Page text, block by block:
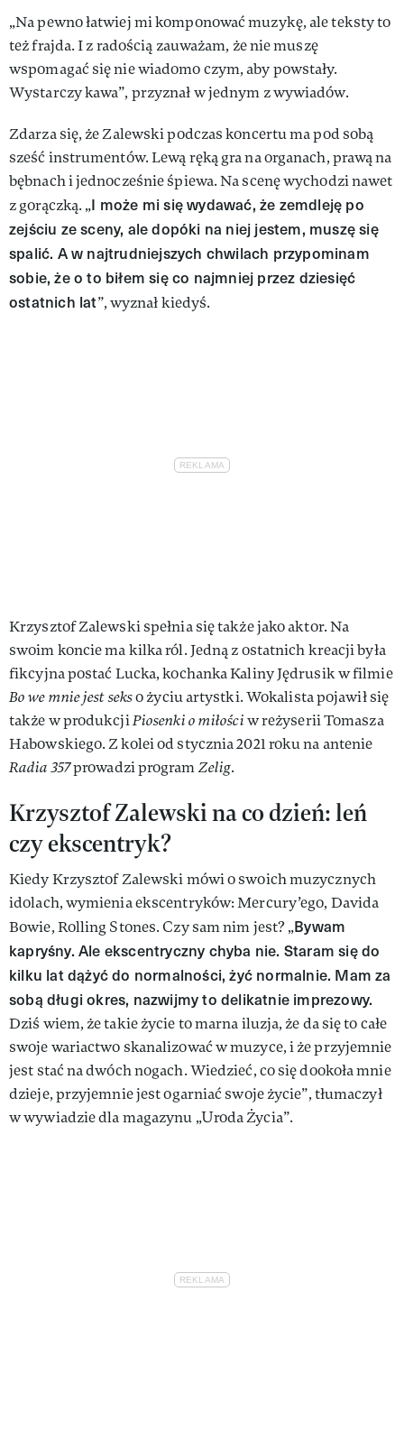
„Na pewno łatwiej mi komponować muzykę, ale teksty to
też frajda. I z radością zauważam, że nie muszę
wspomagać się nie wiadomo czym, aby powstały.
Wystarczy kawa”, przyznał w jednym z wywiadów.
Zdarza się, że Zalewski podczas koncertu ma pod sobą
sześć instrumentów. Lewą ręką gra na organach, prawą na
bębnach i jednocześnie śpiewa. Na scenę wychodzi nawet
z gorączką. „I może mi się wydawać, że zemdleję po
zejściu ze sceny, ale dopóki na niej jestem, muszę się
spalić. A w najtrudniejszych chwilach przypominam
sobie, że o to biłem się co najmniej przez dziesięć
ostatnich lat”, wyznał kiedyś.
Krzysztof Zalewski spełnia się także jako aktor. Na
swoim koncie ma kilka ról. Jedną z ostatnich kreacji była
fikcyjna postać Lucka, kochanka Kaliny Jędrusik w filmie
Bo we mnie jest sekso życiu artystki. Wokalista pojawił się
także w produkcjiPiosenki o miłościw reżyserii Tomasza
Habowskiego. Z kolei od stycznia 2021 roku na antenie
Radia 357prowadzi programZelig.
Krzysztof Zalewski na co dzień: leń
czy ekscentryk?
Kiedy Krzysztof Zalewski mówi o swoich muzycznych
idolach, wymienia ekscentryków: Mercury’ego, Davida
Bowie, Rolling Stones. Czy sam nim jest? „Bywam
kapryśny. Ale ekscentryczny chyba nie. Staram się do
kilku lat dążyć do normalności, żyć normalnie. Mam za
sobą długi okres, nazwijmy to delikatnie imprezowy.
Dziś wiem, że takie życie to marna iluzja, że da się to całe
swoje wariactwo skanalizować w muzyce, i że przyjemnie
jest stać na dwóch nogach. Wiedzieć, co się dookoła mnie
dzieje, przyjemnie jest ogarniać swoje życie”, tłumaczył
w wywiadzie dla magazynu „Uroda Życia”.